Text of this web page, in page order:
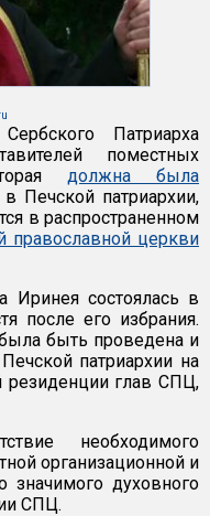
Патриарха
поместных
должна была
Печской патриархии,
в распространенном
православной церкви
Иринея состоялась в
после его избрания.
быть проведена и
патриархии на
резиденции глав СПЦ,
необходимого
организационной и
значимого духовного
СПЦ.